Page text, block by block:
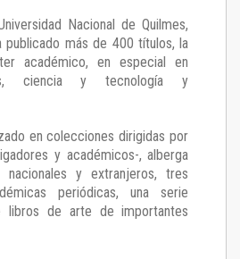
Nacional de Quilmes,
publicado más de 400 títulos, la
académico, en especial en
ciencia y tecnología y
en colecciones dirigidas por
y académicos-, alberga
y extranjeros, tres
periódicas, una serie
libros de arte de importantes